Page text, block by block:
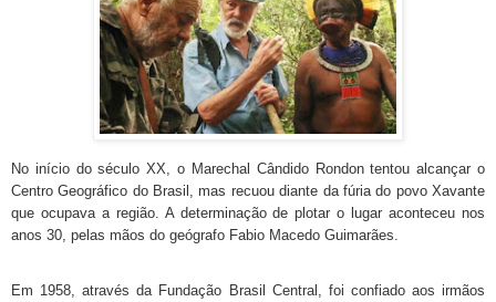
No início do século XX, o Marechal Cândido Rondon tentou alcançar o
Centro Geográfico do Brasil, mas recuou diante da fúria do povo Xavante
que ocupava a região. A determinação de plotar o lugar aconteceu nos
anos 30, pelas mãos do geógrafo Fabio Macedo Guimarães.
Em 1958, através da Fundação Brasil Central, foi confiado aos irmãos